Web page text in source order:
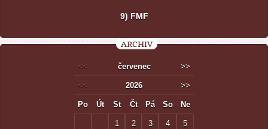
9) FMF
ARCHIV
<< červenec >>
<< 2026 >>
Po Út St Čt Pá So Ne
1 2 3 4 5